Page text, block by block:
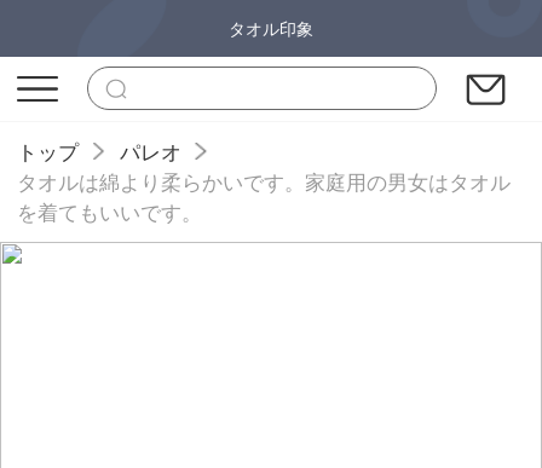
タオル印象
トップ
パレオ
タオルは綿より柔らかいです。家庭用の男女はタオル
を着てもいいです。